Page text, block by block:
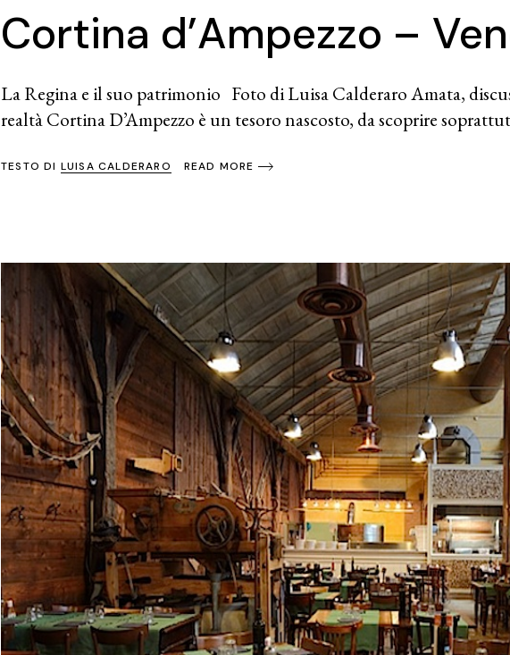
Cortina d’Ampezzo –
La Regina e il suo patrimonio Foto di Luisa Calderaro Amata,
realtà Cortina D’Ampezzo è un tesoro nascosto, da scoprire soprattut
TESTO DI LUISA CALDERARO READ MORE